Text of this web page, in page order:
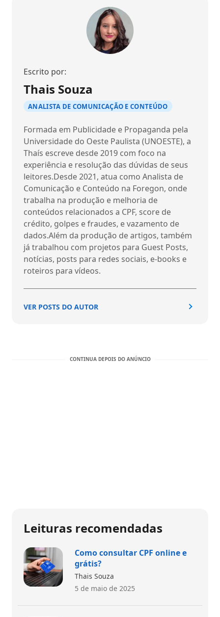
Escrito por:
Thais Souza
ANALISTA DE COMUNICAÇÃO E CONTEÚDO
Formada em Publicidade e Propaganda pela
Universidade do Oeste Paulista (UNOESTE), a
Thaís escreve desde 2019 com foco na
experiência e resolução das dúvidas de seus
leitores.Desde 2021, atua como Analista de
Comunicação e Conteúdo na Foregon, onde
trabalha na produção e melhoria de
conteúdos relacionados a CPF, score de
crédito, golpes e fraudes, e vazamento de
dados.Além da produção de artigos, também
já trabalhou com projetos para Guest Posts,
notícias, posts para redes sociais, e-books e
roteiros para vídeos.
VER POSTS DO AUTOR
Leituras recomendadas
Como consultar CPF online e
grátis?
Thais Souza
5 de maio de 2025